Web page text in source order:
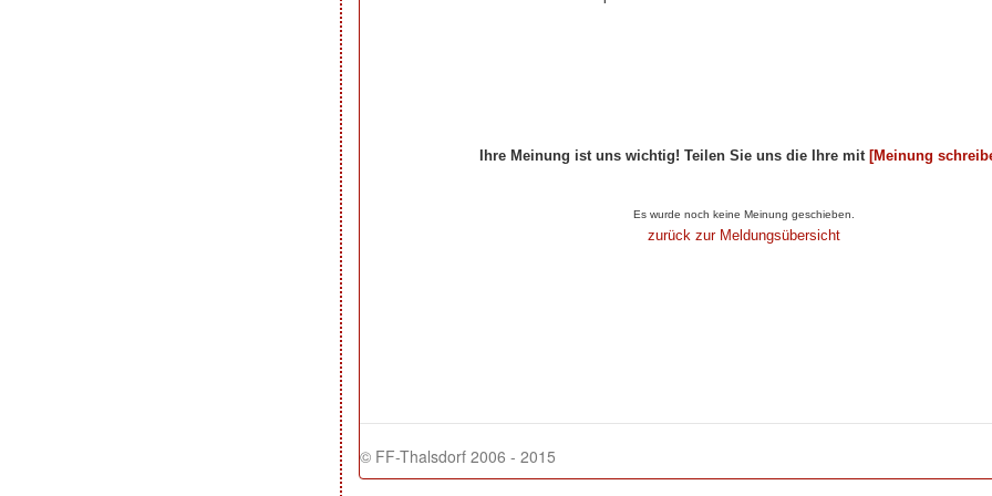
Ihre Meinung ist uns wichtig! Teilen Sie uns die Ihre mit [Meinung
Es wurde noch keine Meinung geschieben.
zurück zur Meldungsübersicht
© FF-Thalsdorf 2006 - 2015